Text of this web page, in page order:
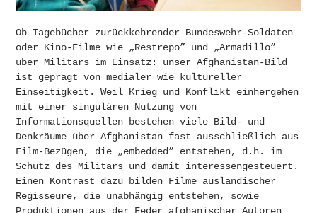
Ob Tagebücher zurückkehrender Bundeswehr-Soldaten
oder Kino-Filme wie „Restrepo” und „Armadillo”
über Militärs im Einsatz: unser Afghanistan-Bild
ist geprägt von medialer wie kultureller
Einseitigkeit. Weil Krieg und Konflikt einhergehen
mit einer singulären Nutzung von
Informationsquellen bestehen viele Bild- und
Denkräume über Afghanistan fast ausschließlich aus
Film-Bezügen, die „embedded” entstehen, d.h. im
Schutz des Militärs und damit interessengesteuert.
Einen Kontrast dazu bilden Filme ausländischer
Regisseure, die unabhängig entstehen, sowie